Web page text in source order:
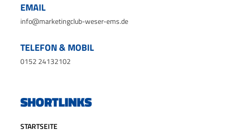
EMAIL
info@marketingclub-weser-ems.de
TELEFON & MOBIL
0152 24132102
SHORTLINKS
STARTSEITE